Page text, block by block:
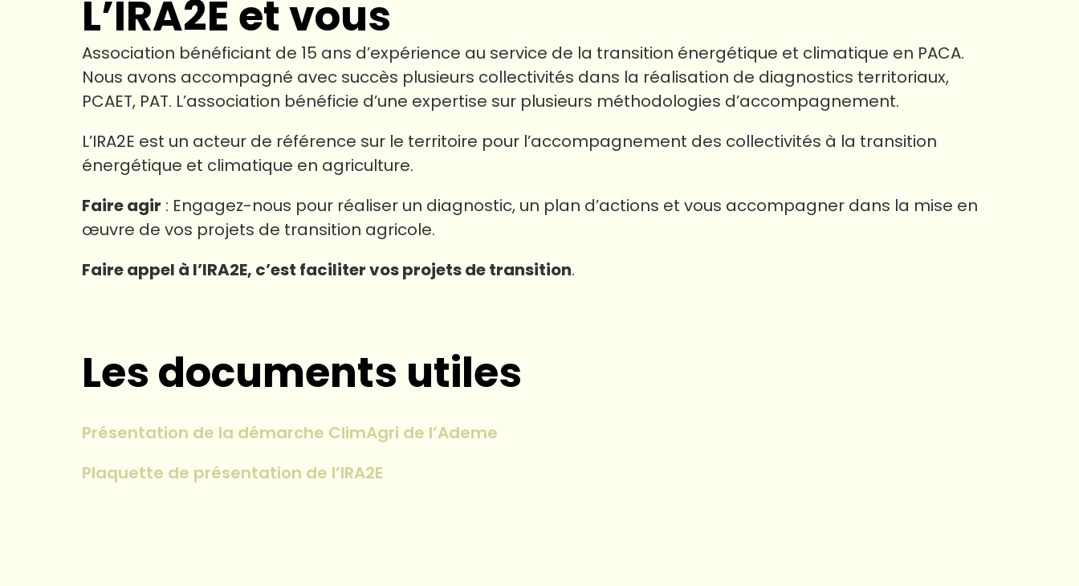
L’IRA2E et vous
Association bénéficiant de 15 ans d’expérience au service de la transition énergétique et climatique en PACA.
Nous avons accompagné avec succès plusieurs collectivités dans la réalisation de diagnostics territoriaux,
PCAET, PAT. L’association bénéficie d’une expertise sur plusieurs méthodologies d’accompagnement.
L’IRA2E est un acteur de référence sur le territoire pour l’accompagnement des collectivités à la transition
énergétique et climatique en agriculture.
Faire agir : Engagez-nous pour réaliser un diagnostic, un plan d’actions et vous accompagner dans la mise en
œuvre de vos projets de transition agricole.
Faire appel à l’IRA2E, c’est faciliter vos projets de transition.
Les documents utiles
Présentation de la démarche ClimAgri de l’Ademe
Plaquette de présentation de l’IRA2E